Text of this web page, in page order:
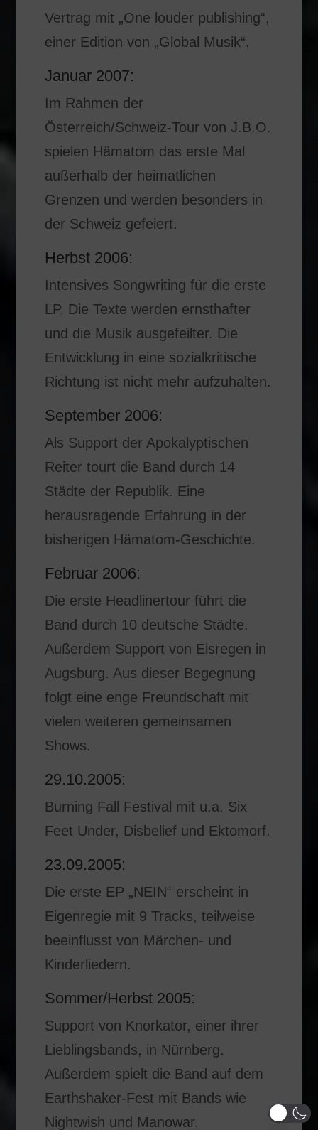
Vertrag mit „One louder publishing“,
einer Edition von „Global Musik“.
Januar 2007:
Im Rahmen der
Österreich/Schweiz-Tour von J.B.O.
spielen Hämatom das erste Mal
außerhalb der heimatlichen
Grenzen und werden besonders in
der Schweiz gefeiert.
Herbst 2006:
Intensives Songwriting für die erste
LP. Die Texte werden ernsthafter
und die Musik ausgefeilter. Die
Entwicklung in eine sozialkritische
Richtung ist nicht mehr aufzuhalten.
September 2006:
Als Support der Apokalyptischen
Reiter tourt die Band durch 14
Städte der Republik. Eine
herausragende Erfahrung in der
bisherigen Hämatom-Geschichte.
Februar 2006:
Die erste Headlinertour führt die
Band durch 10 deutsche Städte.
Außerdem Support von Eisregen in
Augsburg. Aus dieser Begegnung
folgt eine enge Freundschaft mit
vielen weiteren gemeinsamen
Shows.
29.10.2005:
Burning Fall Festival mit u.a. Six
Feet Under, Disbelief und Ektomorf.
23.09.2005:
Die erste EP „NEIN“ erscheint in
Eigenregie mit 9 Tracks, teilweise
beeinflusst von Märchen- und
Kinderliedern.
Sommer/Herbst 2005:
Support von Knorkator, einer ihrer
Lieblingsbands, in Nürnberg.
Außerdem spielt die Band auf dem
Earthshaker-Fest mit Bands wie
Nightwish und Manowar.